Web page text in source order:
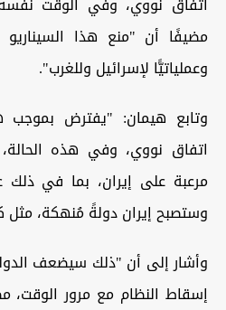
مضيفًا أن "منع هذا السيناريو
وعملياتيًّا لإسرائيل وللغرب".
وتابع هيمان: "يفترض بموجب
اتفاق نووي، وفي هذه
مرعبة على إيران، بما في
وستصبح إيران دولةً مُنهكة، مثل
وأشار إلى أن "ذلك سيضعف
إسقاط النظام مع مرور الوقت،